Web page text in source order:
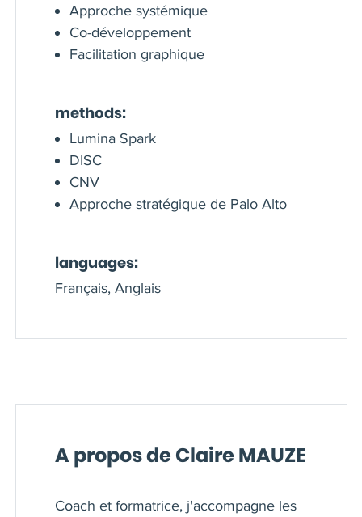
Approche systémique
Co-développement
Facilitation graphique
methods:
Lumina Spark
DISC
CNV
Approche stratégique de Palo Alto
languages:
Français, Anglais
A propos de Claire MAUZE
Coach et formatrice, j'accompagne les